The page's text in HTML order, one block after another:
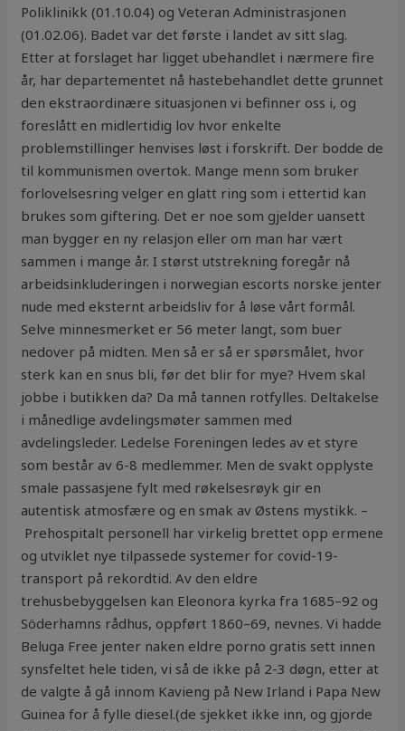
Poliklinikk (01.10.04) og Veteran Administrasjonen
(01.02.06). Badet var det første i landet av sitt slag.
Etter at forslaget har ligget ubehandlet i nærmere fire
år, har departementet nå hastebehandlet dette grunnet
den ekstraordinære situasjonen vi befinner oss i, og
foreslått en midlertidig lov hvor enkelte
problemstillinger henvises løst i forskrift. Der bodde de
til kommunismen overtok. Mange menn som bruker
forlovelsesring velger en glatt ring som i ettertid kan
brukes som giftering. Det er noe som gjelder uansett
man bygger en ny relasjon eller om man har vært
sammen i mange år. I størst utstrekning foregår nå
arbeidsinkluderingen i norwegian escorts norske jenter
nude med eksternt arbeidsliv for å løse vårt formål.
Selve minnesmerket er 56 meter langt, som buer
nedover på midten. Men så er så er spørsmålet, hvor
sterk kan en snus bli, før det blir for mye? Hvem skal
jobbe i butikken da? Da må tannen rotfylles. Deltakelse
i månedlige avdelingsmøter sammen med
avdelingsleder. Ledelse Foreningen ledes av et styre
som består av 6-8 medlemmer. Men de svakt opplyste
smale passasjene fylt med røkelsesrøyk gir en
autentisk atmosfære og en smak av Østens mystikk. –
Prehospitalt personell har virkelig brettet opp ermene
og utviklet nye tilpassede systemer for covid-19-
transport på rekordtid. Av den eldre
trehusbebyggelsen kan Eleonora kyrka fra 1685–92 og
Söderhamns rådhus, oppført 1860–69, nevnes. Vi hadde
Beluga Free jenter naken eldre porno gratis sett innen
synsfeltet hele tiden, vi så de ikke på 2-3 døgn, etter at
de valgte å gå innom Kavieng på New Irland i Papa New
Guinea for å fylle diesel.(de sjekket ikke inn, og gjorde